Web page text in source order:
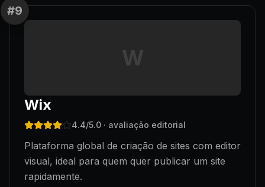
#9
W
Wix
4.4/5.0 · avaliação editorial
Plataforma global de criação de sites com editor
visual, ideal para quem quer publicar um site
rapidamente.